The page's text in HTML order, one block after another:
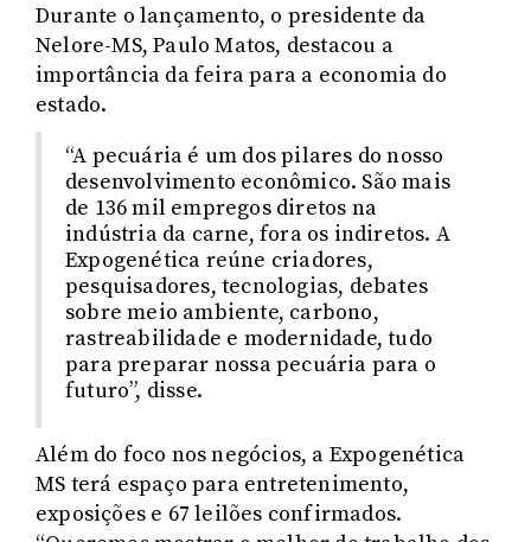
Durante o lançamento, o presidente da
Nelore-MS, Paulo Matos, destacou a
importância da feira para a economia do
estado.
“A pecuária é um dos pilares do nosso
desenvolvimento econômico. São mais
de 136 mil empregos diretos na
indústria da carne, fora os indiretos. A
Expogenética reúne criadores,
pesquisadores, tecnologias, debates
sobre meio ambiente, carbono,
rastreabilidade e modernidade, tudo
para preparar nossa pecuária para o
futuro”, disse.
Além do foco nos negócios, a Expogenética
MS terá espaço para entretenimento,
exposições e 67 leilões confirmados.